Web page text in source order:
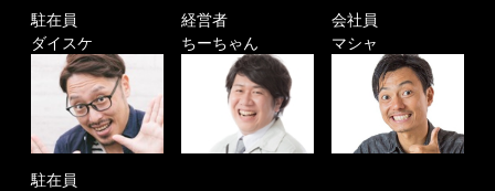
駐在員
ダイスケ
経営者
ちーちゃん
会社員
マシャ
駐在員